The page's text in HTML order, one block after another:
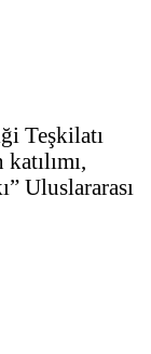
Teşkilatı
Uluslararası